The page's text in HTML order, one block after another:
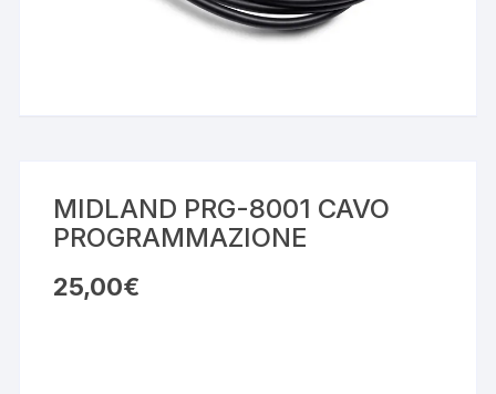
MIDLAND PRG-8001 CAVO
PROGRAMMAZIONE
25,00€